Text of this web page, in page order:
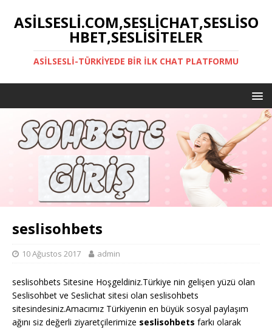
ASILSESLI.COM,SESLICHAT,SESLISO
HBET,SESLISITELER
ASILSESLI-TÜRKIYEDE BIR İLK CHAT PLATFORMU
seslisohbets
10 Ağustos 2017 admin
seslisohbets Sitesine Hoşgeldiniz.Türkiye nin gelişen yüzü olan
Seslisohbet ve Seslichat sitesi olan seslisohbets
sitesindesiniz.Amacımız Türkiyenin en büyük sosyal paylaşım
ağını siz değerli ziyaretçilerimize seslisohbets farkı olarak